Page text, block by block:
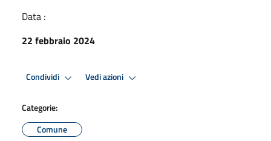
Data :
22 febbraio 2024
Condividi Vedi azioni
Categorie:
Comune